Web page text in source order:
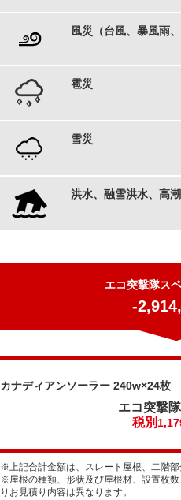
風災（台風、暴風雨、
雹災
雪災
洪水、融雪洪水、高
エコ突撃隊ス
-
カナディアンソーラー 240w×24枚
エコ突撃隊
税別
※上記合計金額は、スレート屋根、二階部
※屋根の種類、形状及び屋根材、設置枚
りお見積り内容は異なります。